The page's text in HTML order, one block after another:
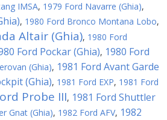
IMSA, 1979 Ford Navarre (Ghia),
, 1980 Ford Bronco Montana Lobo,
Altair (Ghia), 1980 Ford
Ford Pockar (Ghia), 1980 Ford
(Ghia), 1981 Ford Avant Garde
(Ghia), 1981 Ford EXP, 1981 Ford
Probe III, 1981 Ford Shuttler
Gnat (Ghia), 1982 Ford AFV, 1982